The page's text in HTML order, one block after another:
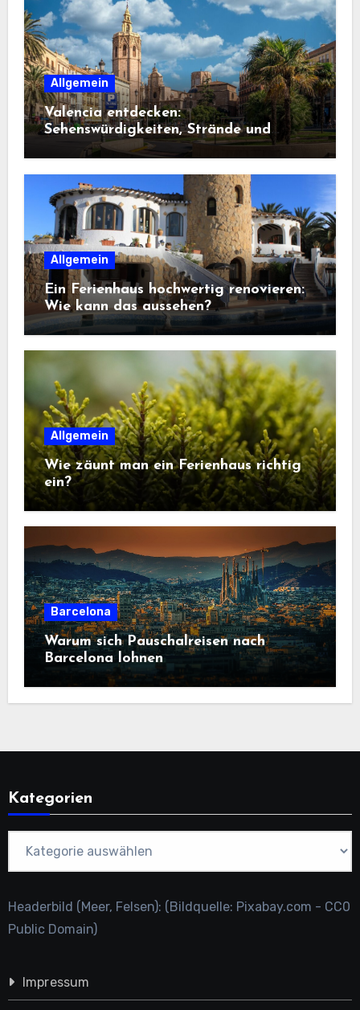
Allgemein
Valencia entdecken:
Sehenswürdigkeiten, Strände und
Geheimtipps
Allgemein
Ein Ferienhaus hochwertig renovieren:
Wie kann das aussehen?
Allgemein
Wie zäunt man ein Ferienhaus richtig
ein?
Barcelona
Warum sich Pauschalreisen nach
Barcelona lohnen
Kategorien
Headerbild (Meer, Felsen): (Bildquelle: Pixabay.com - CC0
Public Domain)
Impressum